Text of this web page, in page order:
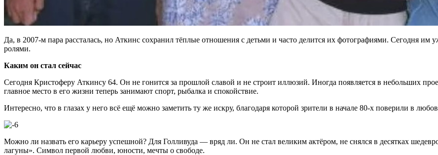
Да, в 2007-м пара рассталась, но Аткинс сохранил тёплые отношения с детьми и часто делится их фотографиями. Сегодня им
ролями.
Каким он стал сейчас
Сегодня Кристоферу Аткинсу 64. Он не гонится за прошлой славой и не строит иллюзий. Иногда появляется в небольших
главное место в его жизни теперь занимают спорт, рыбалка и спокойствие.
Интересно, что в глазах у него всё ещё можно заметить ту же искру, благодаря которой зрители в начале 80-х поверили в
Можно ли назвать его карьеру успешной? Для Голливуда — вряд ли. Он не стал великим актёром, не снялся в десятках
лагуны». Символ первой любви, юности, мечты о свободе.